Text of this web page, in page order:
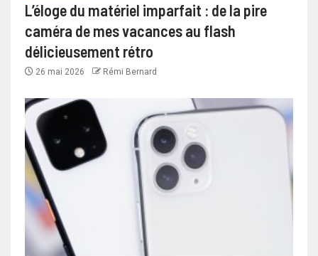
L’éloge du matériel imparfait : de la pire
caméra de mes vacances au flash
délicieusement rétro
26 mai 2026 Rémi Bernard